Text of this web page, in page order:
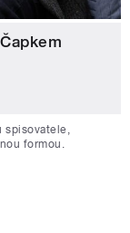
spisovatele,
formou.